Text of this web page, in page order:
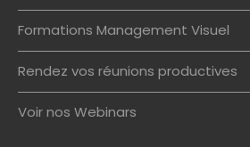
Formations Management Visuel
Rendez vos réunions productives
Voir nos Webinars